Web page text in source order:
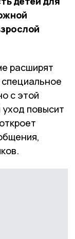
расширят
с этой
повысит